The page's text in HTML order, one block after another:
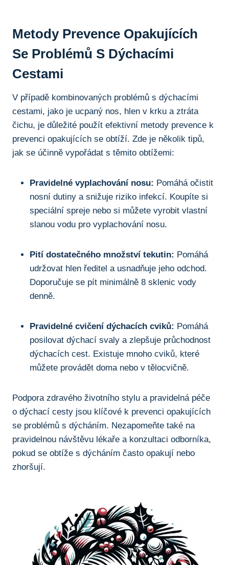
Metody Prevence Opakujících
Se Problémů S Dýchacími
Cestami
V případě kombinovaných problémů s dýchacími
cestami, jako je ucpaný nos,⁤ hlen v krku a ztráta
čichu, je důležité ⁢použít efektivní metody prevence k​
prevenci ⁤opakujících se ‌obtíží. ​Zde‍ je ​několik tipů,
⁢jak se účinně⁤ vypořádat s těmito obtížemi:
Pravidelné⁢ vyplachování nosu: Pomáhá⁣ očistit
nosní ‌dutiny⁢ a snižuje riziko infekcí. Koupíte ⁣si
‍speciální spreje nebo si ⁣můžete vyrobit vlastní
slanou ‍vodu pro ⁣vyplachování‌ nosu.
Pití ⁢dostatečného množství tekutin: ⁣Pomáhá
udržovat hlen ředitel a usnadňuje jeho odchod.
‍Doporučuje⁣ se pít minimálně 8 sklenic vody
denně.
Pravidelné ​cvičení⁢ dýchacích cviků: ‍Pomáhá‍
posilovat dýchací svaly‌ a ⁣zlepšuje průchodnost
dýchacích cest. ⁤Existuje mnoho‌ cviků, které
můžete​ provádět doma ‍nebo v tělocvičně.
Podpora⁤ zdravého životního stylu‍ a pravidelná péče ​
o dýchací cesty jsou klíčové k prevenci⁤ opakujících
⁣se problémů s dýcháním. Nezapomeňte také na
pravidelnou návštěvu lékaře a konzultaci odborníka,
‍pokud se obtíže ⁤s dýcháním často opakují⁢ nebo
zhoršují.